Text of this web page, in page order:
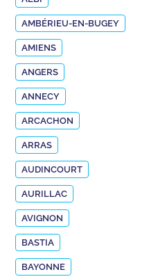
AMBÉRIEU-EN-BUGEY
AMIENS
ANGERS
ANNECY
ARCACHON
ARRAS
AUDINCOURT
AURILLAC
AVIGNON
BASTIA
BAYONNE